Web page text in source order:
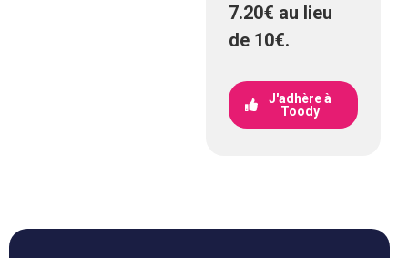
7.20€ au lieu
de 10€.
J'adhère à
Toody